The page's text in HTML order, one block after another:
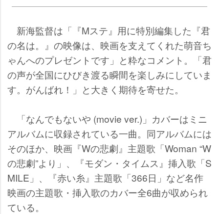
新海監督は「『Mステ』用に特別編集した『君
の名は。』の映像は、映画を支えてくれた萌音ち
ゃんへのプレゼントです」と粋なコメント。「君
の声が全国にひびき渡る瞬間を楽しみにしていま
す。がんばれ！」と大きく期待を寄せた。
「なんでもないや (movie ver.)」カバーはミニ
アルバムに収録されている一曲。同アルバムには
そのほか、映画『Wの悲劇』主題歌「Woman “W
の悲劇”より」、『モダン・タイムス』挿入歌「S
MILE」、『赤い糸』主題歌「366日」など名作
映画の主題歌・挿入歌のカバー全6曲が収められ
ている。